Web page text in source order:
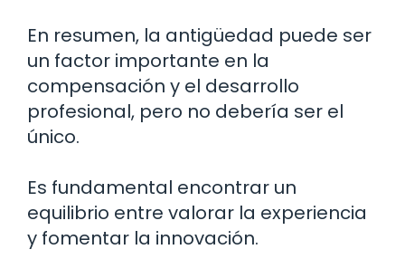
En resumen, la antigüedad puede ser
un factor importante en la
compensación y el desarrollo
profesional, pero no debería ser el
único.
Es fundamental encontrar un
equilibrio entre valorar la experiencia
y fomentar la innovación.